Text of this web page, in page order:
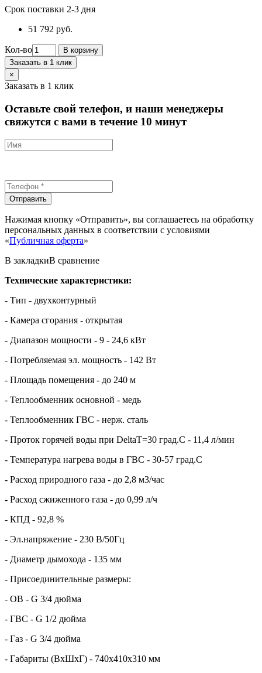
Срок поставки 2-3 дня
51 792 руб.
Кол-во
В корзину
Заказать в 1 клик
×
Заказать в 1 клик
Оставьте свой телефон, и наши менеджеры
свяжутся с вами в течение 10 минут
Отправить
Нажимая кнопку «Отправить», вы соглашаетесь на обработку
персональных данных в соответствии с условиями
«Публичная оферта»
В закладкиВ сравнение
Технические характеристики:
- Тип - двухконтурный
- Камера сгорания - открытая
- Диапазон мощности - 9 - 24,6 кВт
- Потребляемая эл. мощность - 142 Вт
- Площадь помещения - до 240 м
- Теплообменник основной - медь
- Теплообменник ГВС - нерж. сталь
- Проток горячей воды при DeltaT=30 град.C - 11,4 л/мин
- Температура нагрева воды в ГВС - 30-57 град.C
- Расход природного газа - до 2,8 м3/час
- Расход сжиженного газа - до 0,99 л/ч
- КПД - 92,8 %
- Эл.напряжение - 230 В/50Гц
- Диаметр дымохода - 135 мм
- Присоединительные размеры:
- ОВ - G 3/4 дюйма
- ГВС - G 1/2 дюйма
- Газ - G 3/4 дюйма
- Габариты (ВхШхГ) - 740х410х310 мм